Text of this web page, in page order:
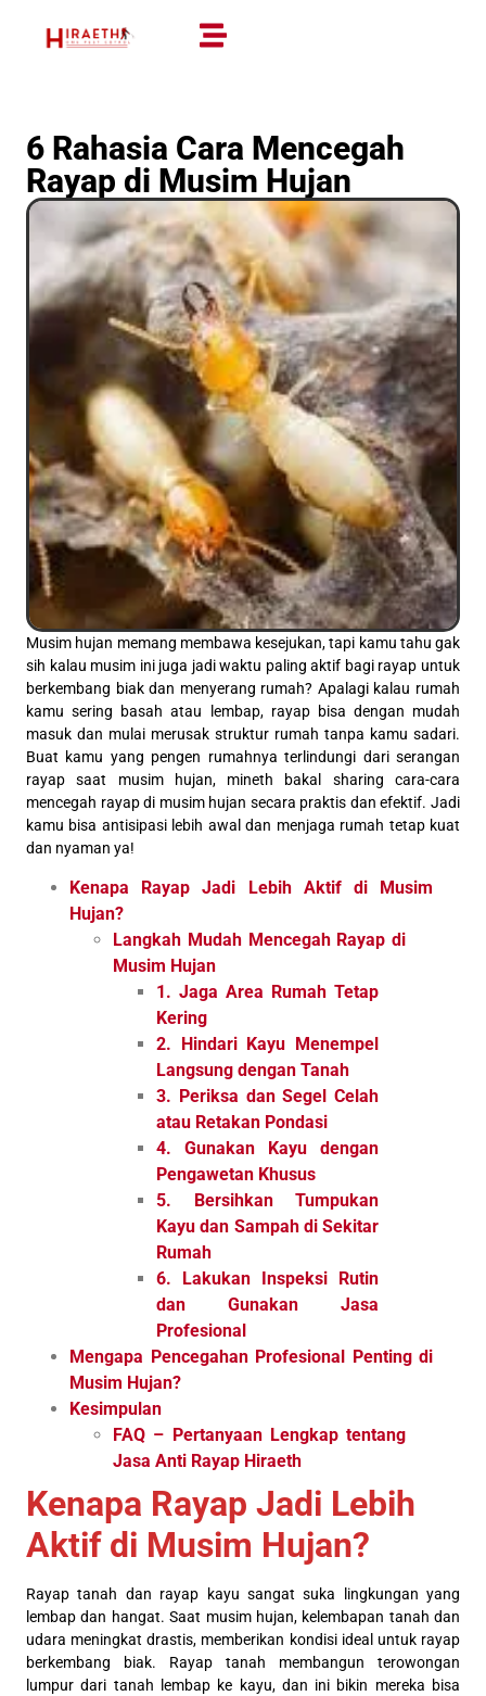
6 Rahasia Cara Mencegah
Rayap di Musim Hujan
Musim hujan memang membawa kesejukan, tapi kamu tahu gak
sih kalau musim ini juga jadi waktu paling aktif bagi rayap untuk
berkembang biak dan menyerang rumah? Apalagi kalau rumah
kamu sering basah atau lembap, rayap bisa dengan mudah
masuk dan mulai merusak struktur rumah tanpa kamu sadari.
Buat kamu yang pengen rumahnya terlindungi dari serangan
rayap saat musim hujan, mineth bakal sharing cara-cara
mencegah rayap di musim hujan secara praktis dan efektif. Jadi
kamu bisa antisipasi lebih awal dan menjaga rumah tetap kuat
dan nyaman ya!
Kenapa Rayap Jadi Lebih Aktif di Musim
Hujan?
Langkah Mudah Mencegah Rayap di
Musim Hujan
1. Jaga Area Rumah Tetap
Kering
2. Hindari Kayu Menempel
Langsung dengan Tanah
3. Periksa dan Segel Celah
atau Retakan Pondasi
4. Gunakan Kayu dengan
Pengawetan Khusus
5. Bersihkan Tumpukan
Kayu dan Sampah di Sekitar
Rumah
6. Lakukan Inspeksi Rutin
dan Gunakan Jasa
Profesional
Mengapa Pencegahan Profesional Penting di
Musim Hujan?
Kesimpulan
FAQ – Pertanyaan Lengkap tentang
Jasa Anti Rayap Hiraeth
Kenapa Rayap Jadi Lebih
Aktif di Musim Hujan?
Rayap tanah dan rayap kayu sangat suka lingkungan yang
lembap dan hangat. Saat musim hujan, kelembapan tanah dan
udara meningkat drastis, memberikan kondisi ideal untuk rayap
berkembang biak. Rayap tanah membangun terowongan
lumpur dari tanah lembap ke kayu, dan ini bikin mereka bisa